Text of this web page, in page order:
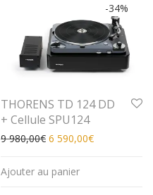
-34%
THORENS TD 124 DD
+ Cellule SPU124
9 980,00€ Le prix initial était : 9
6 590,00€Le prix
Ajouter au panier